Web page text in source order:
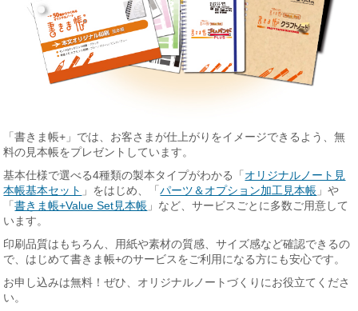
「書きま帳+」では、お客さまが仕上がりをイメージできるよう、無
料の見本帳をプレゼントしています。
基本仕様で選べる4種類の製本タイプがわかる「 オリジナルノート見
本帳基本セット 」をはじめ、「パーツ＆オプション加工見本帳 」や
「書きま帳+Value Set見本帳 」など、サービスごとに多数ご用意して
います。
印刷品質はもちろん、用紙や素材の質感、サイズ感など確認できるの
で、はじめて書きま帳+のサービスをご利用になる方にも安心です。
お申し込みは無料！ぜひ、オリジナルノートづくりにお役立てくださ
い。